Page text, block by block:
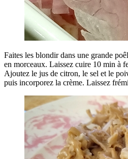
Faites les blondir dans une grande
en morceaux. Laissez cuire 10 min à
Ajoutez le jus de citron, le sel et le
puis incorporez la crème. Laissez